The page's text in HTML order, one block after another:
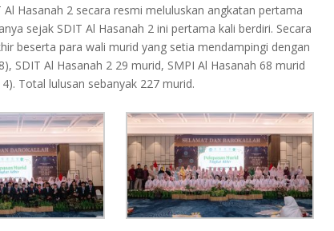
Hasanah 2 secara resmi meluluskan angkatan pertama
sejak SDIT Al Hasanah 2 ini pertama kali berdiri. Secara
beserta para wali murid yang setia mendampingi dengan
SDIT Al Hasanah 2 29 murid, SMPI Al Hasanah 68 murid
Total lulusan sebanyak 227 murid.